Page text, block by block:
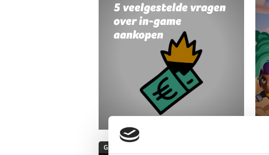
5 veelgestelde vragen
over in-game
aankopen
Gaming